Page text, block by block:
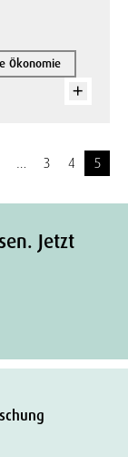
Ökonomie
… 3 4 5
Jetzt